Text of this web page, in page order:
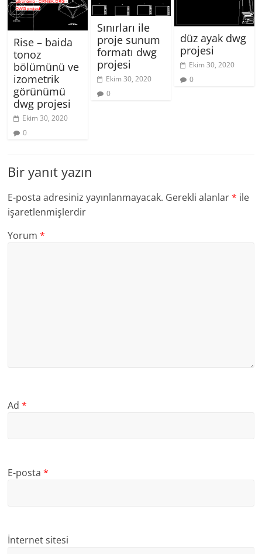
Rise – baida
tonoz
bölümünü ve
izometrik
görünümü
dwg projesi
Ekim 30, 2020
0
Sınırları ile
proje sunum
formatı dwg
projesi
Ekim 30, 2020
0
düz ayak dwg
projesi
Ekim 30, 2020
0
Bir yanıt yazın
E-posta adresiniz yayınlanmayacak. Gerekli alanlar* ile
işaretlenmişlerdir
Yorum*
Ad*
E-posta*
İnternet sitesi